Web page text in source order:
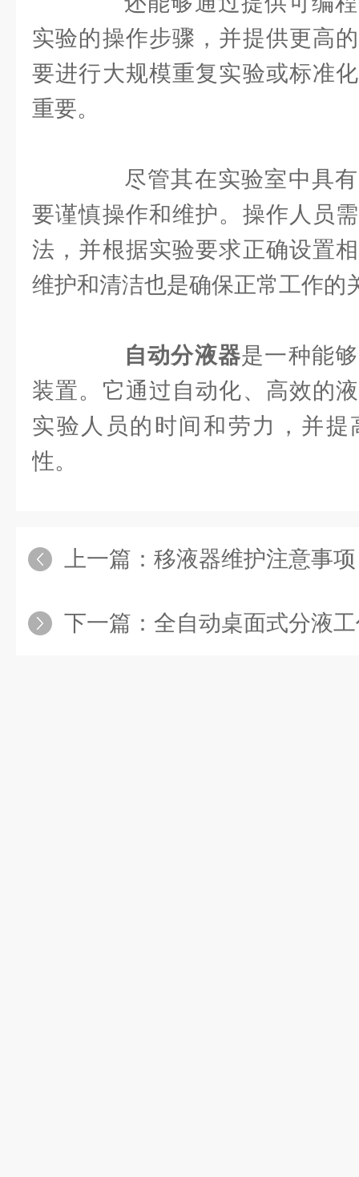
实验的操作步骤，并提供更高
要进行大规模重复实验或标准
重要。
尽管其在实验室中具有
要谨慎操作和维护。操作人员
法，并根据实验要求正确设置
维护和清洁也是确保正常工作的
自动分液器是一种能
装置。它通过自动化、高效的
实验人员的时间和劳力，并
性。
上一篇： 移液器维护注意事项
下一篇： 全自动桌面式分液